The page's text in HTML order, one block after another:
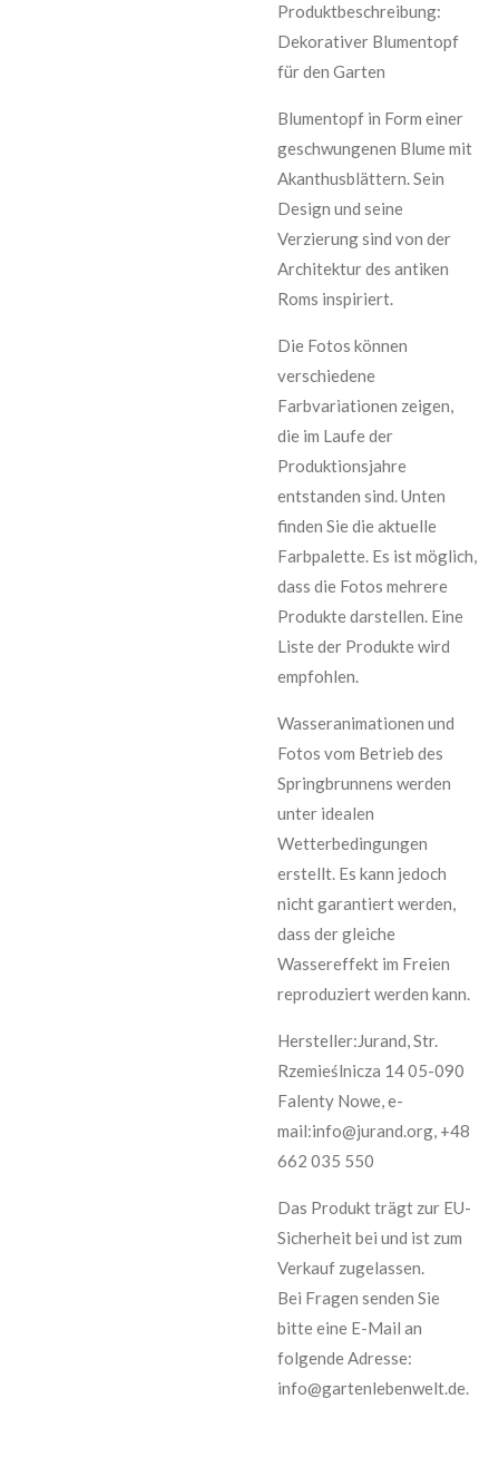
Produktbeschreibung:
Dekorativer Blumentopf
für den Garten
Blumentopf in Form einer
geschwungenen Blume mit
Akanthusblättern. Sein
Design und seine
Verzierung sind von der
Architektur des antiken
Roms inspiriert.
Die Fotos können
verschiedene
Farbvariationen zeigen,
die im Laufe der
Produktionsjahre
entstanden sind. Unten
finden Sie die aktuelle
Farbpalette. Es ist möglich,
dass die Fotos mehrere
Produkte darstellen. Eine
Liste der Produkte wird
empfohlen.
Wasseranimationen und
Fotos vom Betrieb des
Springbrunnens werden
unter idealen
Wetterbedingungen
erstellt. Es kann jedoch
nicht garantiert werden,
dass der gleiche
Wassereffekt im Freien
reproduziert werden kann.
Hersteller:Jurand, Str.
Rzemieślnicza 14 05-090
Falenty Nowe, e-
mail:info@jurand.org, +48
662 035 550
Das Produkt trägt zur EU-
Sicherheit bei und ist zum
Verkauf zugelassen.
Bei Fragen senden Sie
bitte eine E-Mail an
folgende Adresse:
info@gartenlebenwelt.de.